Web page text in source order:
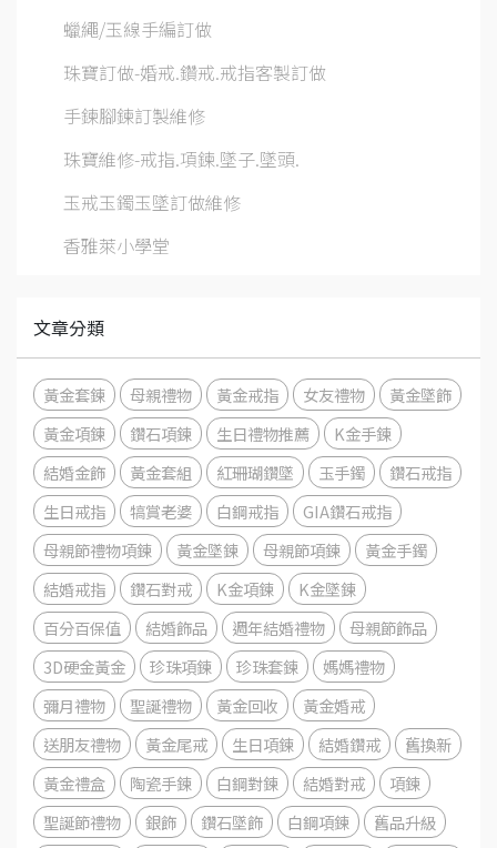
蠟繩/玉線手編訂做
珠寶訂做-婚戒.鑽戒.戒指客製訂做
手鍊腳鍊訂製維修
珠寶維修-戒指.項鍊.墜子.墜頭.
玉戒玉鐲玉墜訂做維修
香雅萊小學堂
文章分類
黃金套鍊 母親禮物 黃金戒指 女友禮物
黃金墜飾
黃金項鍊
鑽石項鍊 生日禮物推薦
K金手鍊
結婚金飾
黃金套組 紅珊瑚鑽墜 玉手鐲
鑽石戒指
生日戒指
犒賞老婆 白鋼戒指
GIA鑽石戒指
母親節禮物項鍊
黃金墜鍊 母親節項鍊
黃金手鐲
結婚戒指
鑽石對戒 K金項鍊
K金墜鍊
百分百保值
結婚飾品 週年結婚禮物
母親節飾品
3D硬金黃金
珍珠項鍊 珍珠套鍊
媽媽禮物
彌月禮物
聖誕禮物 黃金回收
黃金婚戒
送朋友禮物
黃金尾戒 生日項鍊 結婚鑽戒
舊換新
黃金禮盒
陶瓷手鍊 白鋼對鍊 結婚對戒
項鍊
聖誕節禮物
銀飾 鑽石墜飾 白鋼項鍊 舊品升級